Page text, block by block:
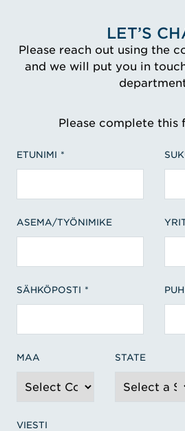
LET’S
Please reach out using the
and we will put you in
Please complete this
ETUNIMI
ASEMA/TYÖNIMIKE
SÄHKÖPOSTI
MAA STATE
VIESTI